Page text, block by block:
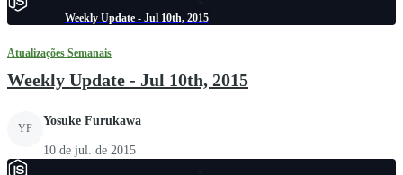
Weekly Update - Jul 10th, 2015
Atualizações Semanais
Weekly Update - Jul 10th, 2015
YF
Yosuke Furukawa
10 de jul. de 2015